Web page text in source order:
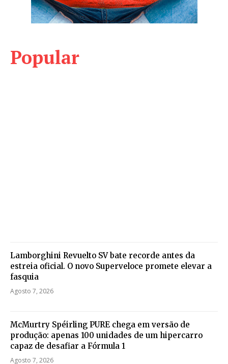
Popular
Lamborghini Revuelto SV bate recorde antes da
estreia oficial. O novo Superveloce promete elevar a
fasquia
Agosto 7, 2026
McMurtry Spéirling PURE chega em versão de
produção: apenas 100 unidades de um hipercarro
capaz de desafiar a Fórmula 1
Agosto 7, 2026